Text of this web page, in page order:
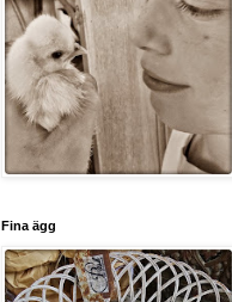
Fina ägg